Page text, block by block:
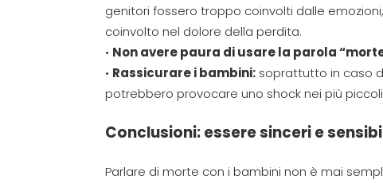
genitori fossero troppo coinvolti dalle
coinvolto nel dolore della perdita.
• Non avere paura di usare la parola
• Rassicurare i bambini: soprattutto in caso
potrebbero provocare uno shock nei più
Conclusioni:essere sinceri e
Parlare di morte con i bambini non è mai